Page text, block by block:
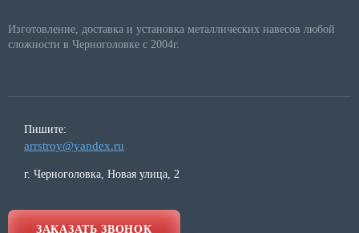
Изготовление, доставка и установка металлических навесов любой
сложности в Черноголовке с 2004г.
Пишите:
arrstroy@yandex.ru
г. Черноголовка, Новая улица, 2
ЗАКАЗАТЬ ЗВОНОК